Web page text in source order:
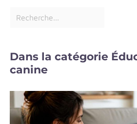
Dans la catégorie
canine